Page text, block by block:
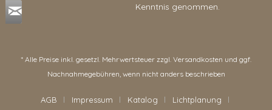
Kenntnis genommen.
* Alle Preise inkl. gesetzl. Mehrwertsteuer zzgl. Versandkosten und ggf.
Nachnahmegebühren, wenn nicht anders beschrieben
AGB Impressum Katalog Lichtplanung